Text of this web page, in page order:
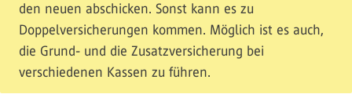
den neuen abschicken. Sonst kann es zu
Doppelversicherungen kommen. Möglich ist es auch,
die Grund- und die Zusatzversicherung bei
verschiedenen Kassen zu führen.